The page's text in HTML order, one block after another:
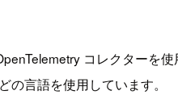
コレクターを使
の言語を使用しています。